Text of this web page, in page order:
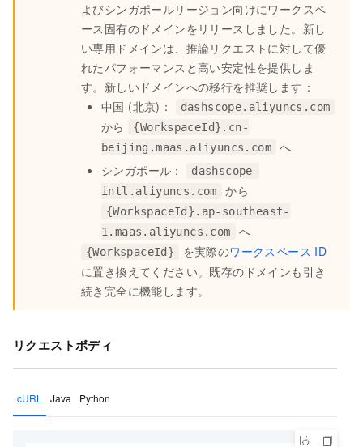
よびシンガポールリージョン向けにワークスペ
ース固有のドメインをリリースしました。新し
い専用ドメインは、推論リクエストに対して優
れたパフォーマンスと高い安定性を提供しま
す。新しいドメインへの移行を推奨します：
中国 (北京)：
dashscope.aliyuncs.com
から
{WorkspaceId}.cn-
beijing.maas.aliyuncs.com
へ
シンガポール：
dashscope-
intl.aliyuncs.com
から
{WorkspaceId}.ap-southeast-
1.maas.aliyuncs.com
へ
{WorkspaceId} を実際のワークスペース ID
に置き換えてください。既存のドメインも引き
続き完全に機能します。
リクエストボディ
cURL Java Python